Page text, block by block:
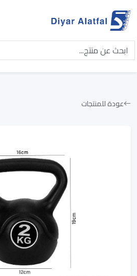
عودة للمنتجات